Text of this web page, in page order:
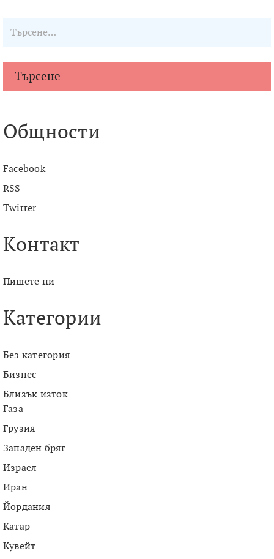
Търсене
Общности
Facebook
RSS
Twitter
Контакт
Пишете ни
Категории
Без категория
Бизнес
Близък изток
Газа
Грузия
Западен бряг
Израел
Иран
Йордания
Катар
Кувейт